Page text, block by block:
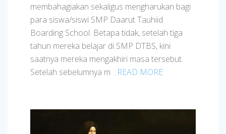
membahagiakan sekaligus mengharukan bagi
para siswa/siswi SMP Daarut Tauhiid
Boarding School. Betapa tidak, setelah tiga
tahun mereka belajar di SMP DTBS, kini
saatnya mereka mengakhiri masa tersebut.
Setelah sebelumnya m ...READ MORE